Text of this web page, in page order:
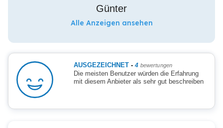
Günter
Alle Anzeigen ansehen
AUSGEZEICHNET - 4 bewertungen
Die meisten Benutzer würden die Erfahrung
mit diesem Anbieter als sehr gut beschreiben